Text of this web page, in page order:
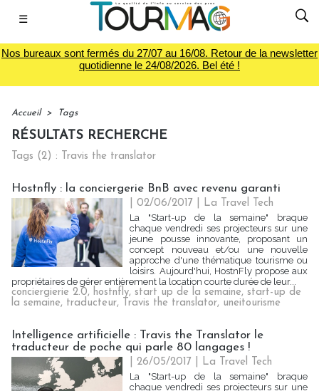
☰
Nos bureaux sont fermés du 27/07 au 16/08. Retour de la newsletter
quotidienne le 24/08/2026. Bel été !
Accueil > Tags
RÉSULTATS RECHERCHE
Tags (2) : Travis the translator
Hostnfly : la conciergerie BnB avec revenu garanti
| 02/06/2017
La Travel Tech
La "Start-up de la semaine" braque
chaque vendredi ses projecteurs sur une
jeune pousse innovante, proposant un
concept nouveau et/ou une nouvelle
approche d'une thématique tourisme ou
loisirs. Aujourd'hui, HostnFly propose aux
propriétaires de gérer entièrement la location courte durée de leur...
conciergierie 2.0, hostnfly, start up de la semaine, start-up de
la semaine, traducteur, Travis the translator, uneitourisme
Intelligence artificielle : Travis the Translator le
traducteur de poche qui parle 80 langages !
| 26/05/2017
La Travel Tech
La "Start-up de la semaine" braque
chaque vendredi ses projecteurs sur une